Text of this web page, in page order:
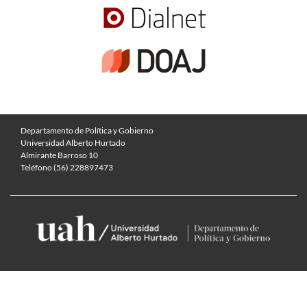
Departamento de Política y Gobierno
Universidad Alberto Hurtado
Almirante Barroso 10
Teléfono (56) 228897473